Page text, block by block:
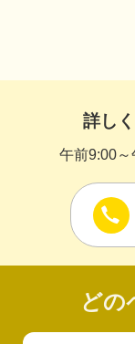
詳し
午前9:00～
どの